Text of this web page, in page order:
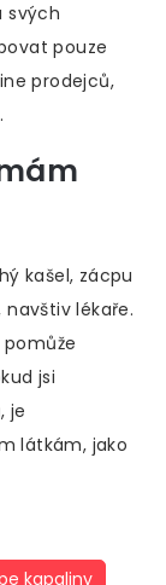
svých
pouze
prodejců,
kašel, zácpu
lékaře.
jsi
je
látkám, jako
kapaliny